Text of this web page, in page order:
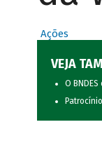
Ações
VEJA
O